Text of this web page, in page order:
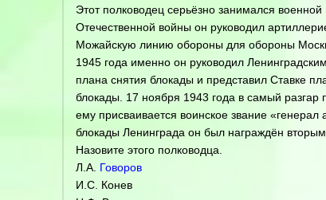
Этот полководец серьёзно занимался
Отечественной войны он руководил
Можайскую линию обороны для обороны
1945 года именно он руководил
плана снятия блокады и представил Ставке
блокады. 17 ноября 1943 года в самый
ему присваивается воинское звание
блокады Ленинграда он был награждён
Назовите этого полководца.
Л.А. Говоров
И.С. Конев